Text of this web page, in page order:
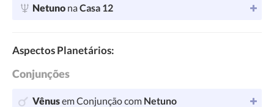
Netuno naCasa 12
Aspectos Planetários:
Conjunções
Vênusem Conjunção com Netuno